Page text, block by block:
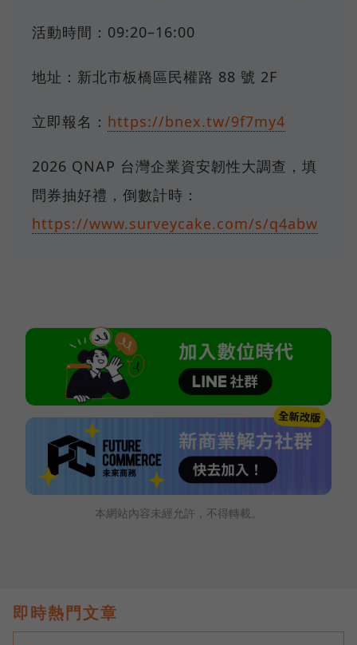
活動時間：09:20–16:00
地址：新北市板橋區民權路 88 號 2F
立即報名： https://bnex.tw/9f7my4
2026 QNAP 台灣企業資安韌性大調查，填
問券抽好禮，倒數計時：
https://www.surveycake.com/s/q4abw
本網站內容未經允許，不得轉載。
即時熱門文章